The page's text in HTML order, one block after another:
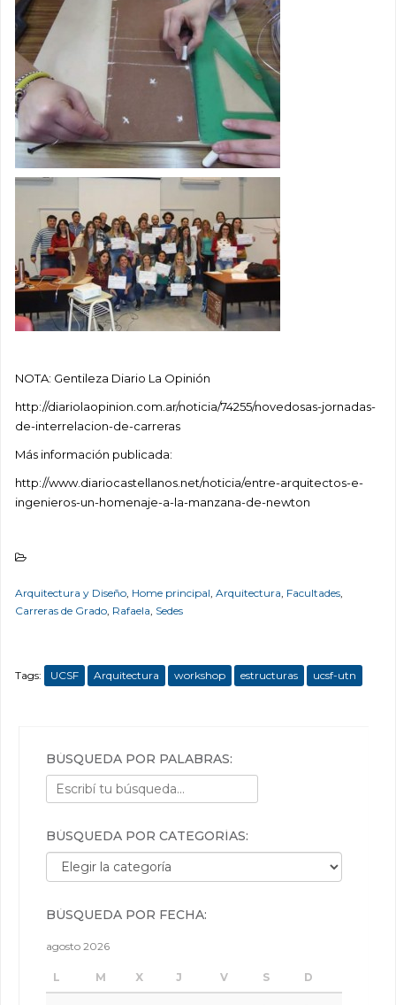
NOTA: Gentileza Diario La Opinión
http://diariolaopinion.com.ar/noticia/74255/novedosas-jornadas-
de-interrelacion-de-carreras
Más información publicada:
http://www.diariocastellanos.net/noticia/entre-arquitectos-e-
ingenieros-un-homenaje-a-la-manzana-de-newton
Arquitectura y Diseño, Home principal, Arquitectura, Facultades,
Carreras de Grado, Rafaela, Sedes
Tags: UCSF Arquitectura workshop estructuras ucsf-utn
BÚSQUEDA POR PALABRAS:
BÚSQUEDA POR CATEGORÍAS:
Búsqueda por categorías:
BÚSQUEDA POR FECHA:
agosto 2026
L M X J V S D